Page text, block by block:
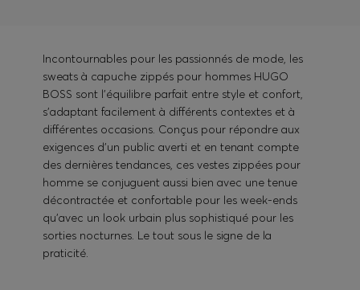
Incontournables pour les passionnés de mode, les
sweats à capuche zippés pour hommes HUGO
BOSS sont l'équilibre parfait entre style et confort,
s'adaptant facilement à différents contextes et à
différentes occasions. Conçus pour répondre aux
exigences d'un public averti et en tenant compte
des dernières tendances, ces vestes zippées pour
homme se conjuguent aussi bien avec une tenue
décontractée et confortable pour les week-ends
qu'avec un look urbain plus sophistiqué pour les
sorties nocturnes. Le tout sous le signe de la
praticité.